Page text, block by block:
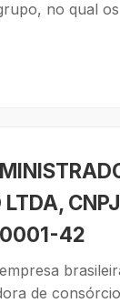
no qual os
LTDA, CNPJ
42
de